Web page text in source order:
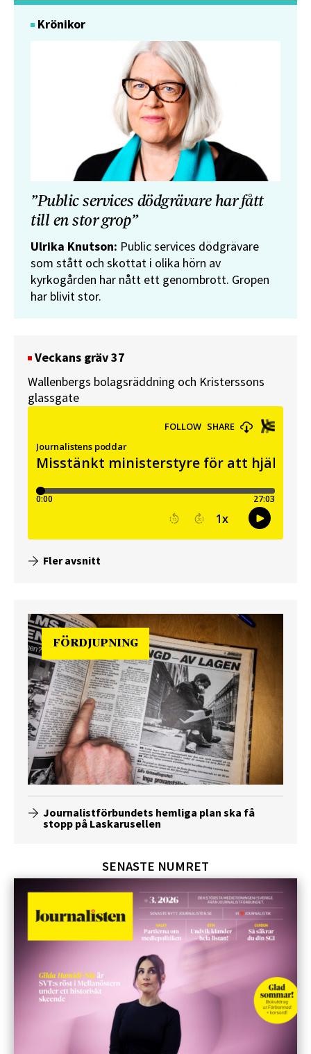
Krönikor
”Public services dödgrävare har fått
till en stor grop”
Ulrika Knutson: Public services dödgrävare
som stått och skottat i olika hörn av
kyrkogården har nått ett genombrott. Gropen
har blivit stor.
Veckans gräv 37
Wallenbergs bolagsräddning och Kristerssons
glassgate
Fler avsnitt
FÖRDJUPNING
Journalistförbundets hemliga plan ska få
stopp på Laskarusellen
SENASTE NUMRET